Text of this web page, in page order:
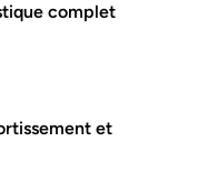
complet
et